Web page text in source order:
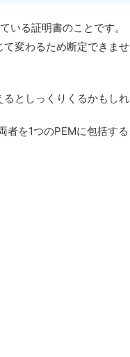
いる証明書のことです。
変わるため断定できま
としっくりくるかもしれ
を1つのPEMに包括する